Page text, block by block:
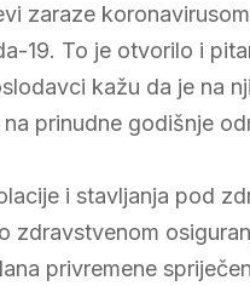
zaraze
19. To je otvorilo i
kažu da je na
prinudne godišnje
i stavljanja pod
zdravstvenom
privremene